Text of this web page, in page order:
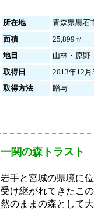
所在地
青森県黒石
面積
25,899㎡
地目
山林・原野
取得日
2013年12月
取得方法
贈与
一関の森トラスト
岩手と宮城の県境に
受け継がれてきたこ
然のままの森として